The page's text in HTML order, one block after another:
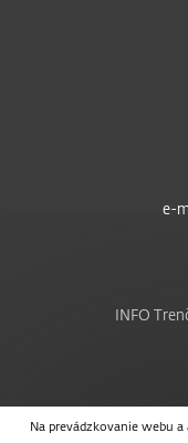
Na prevádzkovanie webu
e-
INFO